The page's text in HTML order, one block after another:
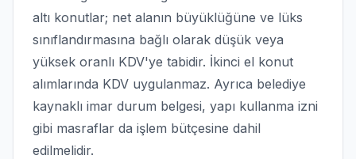
altı konutlar; net alanın büyüklüğüne ve lüks
sınıflandırmasına bağlı olarak düşük veya
yüksek oranlı KDV'ye tabidir. İkinci el konut
alımlarında KDV uygulanmaz. Ayrıca belediye
kaynaklı imar durum belgesi, yapı kullanma izni
gibi masraflar da işlem bütçesine dahil
edilmelidir.